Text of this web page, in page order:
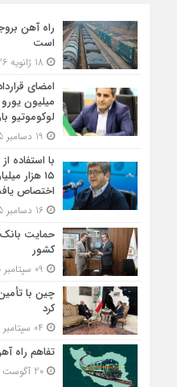
راه آهن
است
لوکوموتیو
با استفاده
۱۵ هزار
اختصاص
16 دسامبر 2025 - 20:47
حمایت
کشور
چین با
کرد
تفاهم راه
20 آگوست 2025 - 19:41